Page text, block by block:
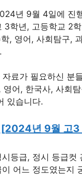
년 9월 4일에 진
3학년, 고등학교 2
, 영어, 사회탐구,
료가 필요하신 분
어, 한국사, 사회
있습니다.
[2024년 9월 고3
등급, 정시 등급
어느 정도였는지